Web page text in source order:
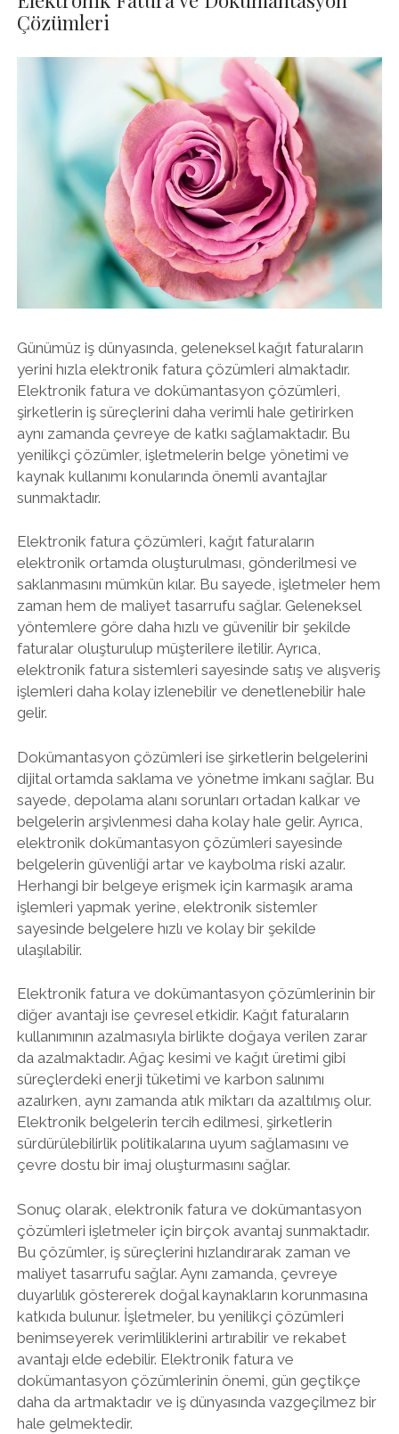
Çözümleri
Günümüz iş dünyasında, geleneksel kağıt faturaların
yerini hızla elektronik fatura çözümleri almaktadır.
Elektronik fatura ve dokümantasyon çözümleri,
şirketlerin iş süreçlerini daha verimli hale getirirken
aynı zamanda çevreye de katkı sağlamaktadır. Bu
yenilikçi çözümler, işletmelerin belge yönetimi ve
kaynak kullanımı konularında önemli avantajlar
sunmaktadır.
Elektronik fatura çözümleri, kağıt faturaların
elektronik ortamda oluşturulması, gönderilmesi ve
saklanmasını mümkün kılar. Bu sayede, işletmeler hem
zaman hem de maliyet tasarrufu sağlar. Geleneksel
yöntemlere göre daha hızlı ve güvenilir bir şekilde
faturalar oluşturulup müşterilere iletilir. Ayrıca,
elektronik fatura sistemleri sayesinde satış ve alışveriş
işlemleri daha kolay izlenebilir ve denetlenebilir hale
gelir.
Dokümantasyon çözümleri ise şirketlerin belgelerini
dijital ortamda saklama ve yönetme imkanı sağlar. Bu
sayede, depolama alanı sorunları ortadan kalkar ve
belgelerin arşivlenmesi daha kolay hale gelir. Ayrıca,
elektronik dokümantasyon çözümleri sayesinde
belgelerin güvenliği artar ve kaybolma riski azalır.
Herhangi bir belgeye erişmek için karmaşık arama
işlemleri yapmak yerine, elektronik sistemler
sayesinde belgelere hızlı ve kolay bir şekilde
ulaşılabilir.
Elektronik fatura ve dokümantasyon çözümlerinin bir
diğer avantajı ise çevresel etkidir. Kağıt faturaların
kullanımının azalmasıyla birlikte doğaya verilen zarar
da azalmaktadır. Ağaç kesimi ve kağıt üretimi gibi
süreçlerdeki enerji tüketimi ve karbon salınımı
azalırken, aynı zamanda atık miktarı da azaltılmış olur.
Elektronik belgelerin tercih edilmesi, şirketlerin
sürdürülebilirlik politikalarına uyum sağlamasını ve
çevre dostu bir imaj oluşturmasını sağlar.
Sonuç olarak, elektronik fatura ve dokümantasyon
çözümleri işletmeler için birçok avantaj sunmaktadır.
Bu çözümler, iş süreçlerini hızlandırarak zaman ve
maliyet tasarrufu sağlar. Aynı zamanda, çevreye
duyarlılık göstererek doğal kaynakların korunmasına
katkıda bulunur. İşletmeler, bu yenilikçi çözümleri
benimseyerek verimliliklerini artırabilir ve rekabet
avantajı elde edebilir. Elektronik fatura ve
dokümantasyon çözümlerinin önemi, gün geçtikçe
daha da artmaktadır ve iş dünyasında vazgeçilmez bir
hale gelmektedir.